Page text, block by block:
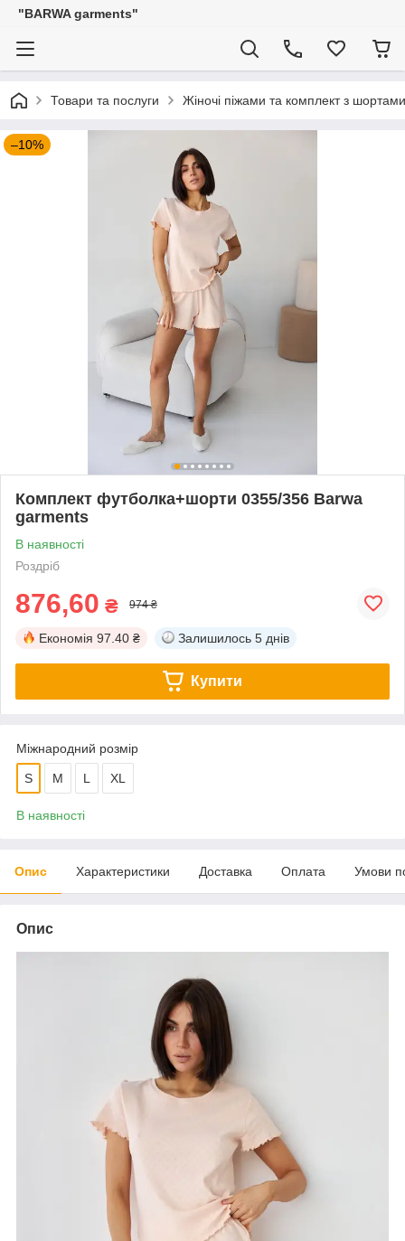
"BARWA garments"
Товари та послуги Жіночі піжами та комплект з шортами
–10%
Комплект футболка+шорти 0355/356 Barwa
garments
В наявності
Роздріб
876,60 ₴ 974 ₴
Економія 97.40 ₴ Залишилось 5 днів
Купити
Міжнародний розмір
S M L XL
В наявності
Опис Характеристики Доставка Оплата Умови
Опис